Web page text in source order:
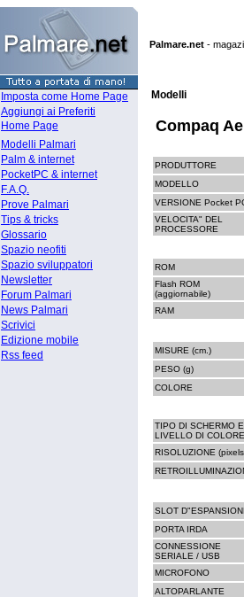
Palmare.net -
Imposta come Home Page
Aggiungi ai Preferiti
Home Page
Modelli Palmari
Palm & internet
PocketPC & internet
F.A.Q.
Prove Palmari
Tips & tricks
Glossario
Spazio neofiti
Spazio sviluppatori
Newsletter
Forum Palmari
News Palmari
Scrivici
Edizione mobile
Rss feed
Modelli
Compaq
PRODUTTORE
MODELLO
VERSIONE Pocket
VELOCITA" DEL
PROCESSORE
ROM
Flash ROM
(aggiornabile)
RAM
MISURE (cm.)
PESO (g)
COLORE
TIPO DI SCHERMO E
LIVELLO DI COLORE
RISOLUZIONE
SLOT
PORTA IRDA
CONNESSIONE
SERIALE / USB
MICROFONO
ALTOPARLANTE